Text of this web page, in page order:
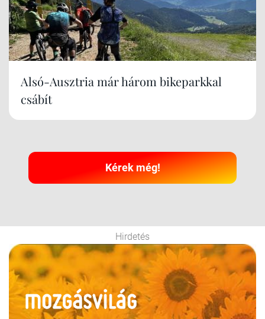
Alsó-Ausztria már három bikeparkkal
csábít
Kérek még!
Hirdetés